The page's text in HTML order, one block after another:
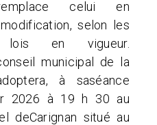
celui en
selon les
lois en vigueur.
municipal de la
à saséance
2026 à 19 h 30 au
deCarignan situé au